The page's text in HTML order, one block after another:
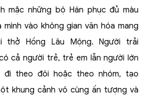
mặc những bộ Hán phục đủ màu
mình vào không gian văn hóa mang
thở Hồng Lâu Mộng. Người trải
cả người trẻ, trẻ em lẫn người lớn
đi theo đôi hoặc theo nhóm, tạo
khung cảnh vô cùng ấn tượng và